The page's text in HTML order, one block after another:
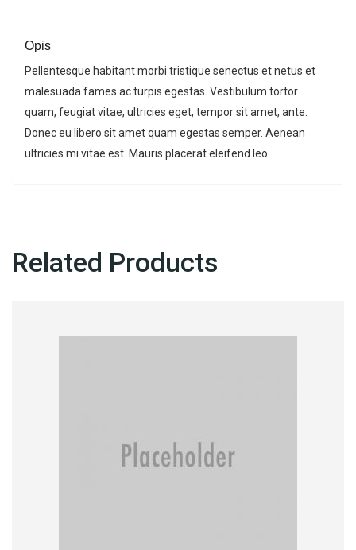
Opis
Pellentesque habitant morbi tristique senectus et netus et
malesuada fames ac turpis egestas. Vestibulum tortor
quam, feugiat vitae, ultricies eget, tempor sit amet, ante.
Donec eu libero sit amet quam egestas semper. Aenean
ultricies mi vitae est. Mauris placerat eleifend leo.
Related Products